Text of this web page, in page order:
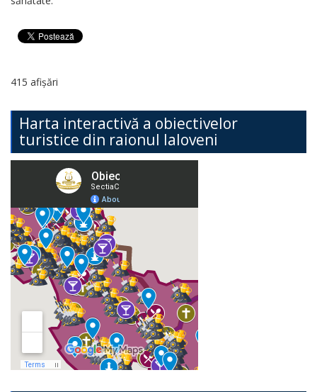
415 afișări
Harta interactivă a obiectivelor
turistice din raionul Ialoveni